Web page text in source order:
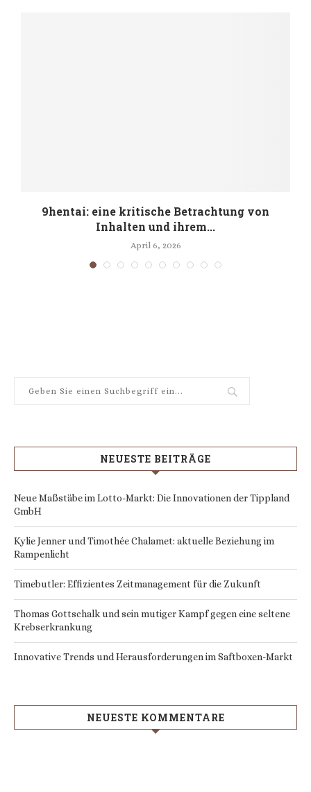
9hentai: eine kritische Betrachtung von
Inhalten und ihrem...
April 6, 2026
NEUESTE BEITRÄGE
Neue Maßstäbe im Lotto-Markt: Die Innovationen der Tippland
GmbH
Kylie Jenner und Timothée Chalamet: aktuelle Beziehung im
Rampenlicht
Timebutler: Effizientes Zeitmanagement für die Zukunft
Thomas Gottschalk und sein mutiger Kampf gegen eine seltene
Krebserkrankung
Innovative Trends und Herausforderungen im Saftboxen-Markt
NEUESTE KOMMENTARE